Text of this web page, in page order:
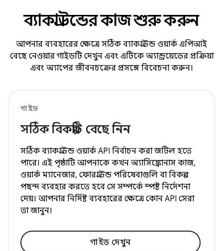
ব্যাকগ্রাউন্ডের কাজ শুরু করুন
আপনার ব্যবহারের ক্ষেত্রে সঠিক ব্যাকগ্রাউন্ড ওয়ার্ক এপিআই
বেছে নেওয়ার গাইডটি দেখুন এবং এটিকে অ্যান্ড্রয়েডের প্রক্রিয়া
এবং অ্যাপের জীবনচক্রের প্রসঙ্গে বিবেচনা করুন।
গাইড
সঠিক বিকল্পটি বেছে নিন
সঠিক ব্যাকগ্রাউন্ড ওয়ার্ক API নির্বাচন করা জটিল হতে
পারে। এই পৃষ্ঠাটি আপনাকে কখন অ্যাসিঙ্ক্রোনাস কাজ,
ওয়ার্ক ম্যানেজার, ফোরগ্রাউন্ড পরিষেবাগুলি বা বিকল্প
পছন্দ ব্যবহার করতে হবে সে সম্পর্কে স্পষ্ট নির্দেশনা
দেয়। আপনার নির্দিষ্ট ব্যবহারের ক্ষেত্রে কোন API সেরা
তা জানুন।
গাইড দেখুন